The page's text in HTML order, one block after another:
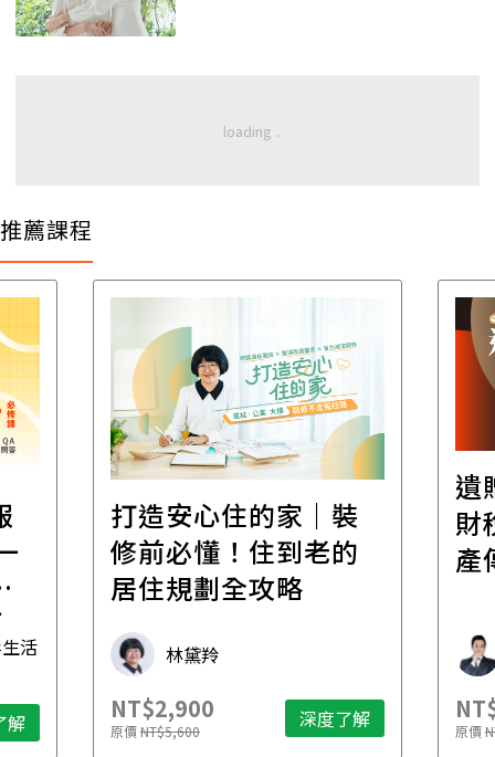
推薦課程
活
解
打造安心住的家｜裝
修前必懂！住到老的
居住規劃全攻略
林黛羚
NT$2,900
原價NT$5,600 深度了解
遺
財
產
原價